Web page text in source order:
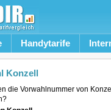
Handytarife
Konzell
die Vorwahlnummer von